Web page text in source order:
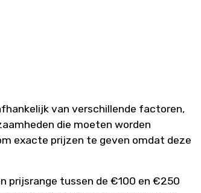
van verschillende factoren,
die moeten worden
exacte prijzen te geven omdat deze
prijsrange tussen de €100 en €250